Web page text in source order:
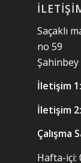
Saçaklı
no 59
İletişim 1:
İletişim
Çalışma
Hafta-içi: